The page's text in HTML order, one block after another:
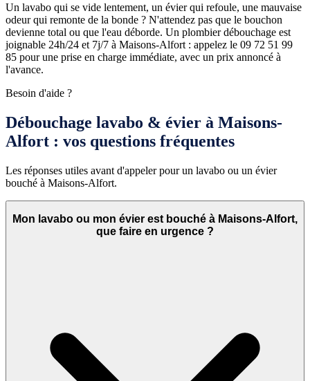
Un lavabo qui se vide lentement, un évier qui refoule, une mauvaise
odeur qui remonte de la bonde ? N'attendez pas que le bouchon
devienne total ou que l'eau déborde. Un plombier débouchage est
joignable 24h/24 et 7j/7 à Maisons-Alfort : appelez le 09 72 51 99
85 pour une prise en charge immédiate, avec un prix annoncé à
l'avance.
Besoin d'aide ?
Débouchage lavabo & évier à Maisons-
Alfort : vos questions fréquentes
Les réponses utiles avant d'appeler pour un lavabo ou un évier
bouché à Maisons-Alfort.
Mon lavabo ou mon évier est bouché à Maisons-Alfort,
que faire en urgence ?